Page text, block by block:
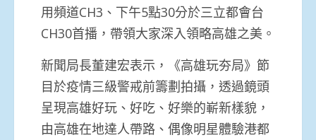
用頻道CH3、下午5點30分於三立都會台
CH30首播，帶領大家深入領略高雄之美。
新聞局長董建宏表示，《高雄玩夯局》節
目於疫情三級警戒前籌劃拍攝，透過鏡頭
呈現高雄好玩、好吃、好樂的嶄新樣貌，
由高雄在地達人帶路、偶像明星體驗港都